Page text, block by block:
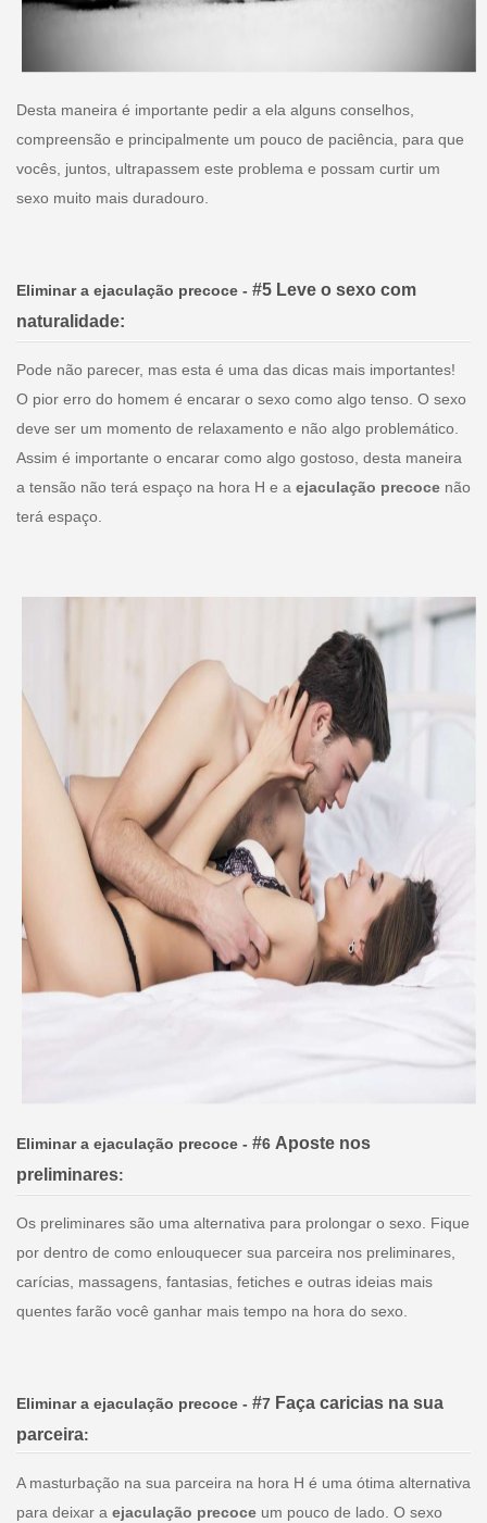
Desta maneira é importante pedir a ela alguns conselhos,
compreensão e principalmente um pouco de paciência, para que
vocês, juntos, ultrapassem este problema e possam curtir um
sexo muito mais duradouro.
Eliminar a ejaculação precoce - #5Leve o sexo com
naturalidade:
Pode não parecer, mas esta é uma das dicas mais importantes!
O pior erro do homem é encarar o sexo como algo tenso. O sexo
deve ser um momento de relaxamento e não algo problemático.
Assim é importante o encarar como algo gostoso, desta maneira
a tensão não terá espaço na hora H e a ejaculação precocenão
terá espaço.
Eliminar a ejaculação precoce- #6Aposte nos
preliminares:
Os preliminares são uma alternativa para prolongar o sexo. Fique
por dentro de como enlouquecer sua parceira nos preliminares,
carícias, massagens, fantasias, fetiches e outras ideias mais
quentes farão você ganhar mais tempo na hora do sexo.
Eliminar a ejaculação precoce- #7Faça caricias na sua
parceira:
A masturbação na sua parceira na hora H é uma ótima alternativa
para deixar a ejaculação precoceum pouco de lado. O sexo